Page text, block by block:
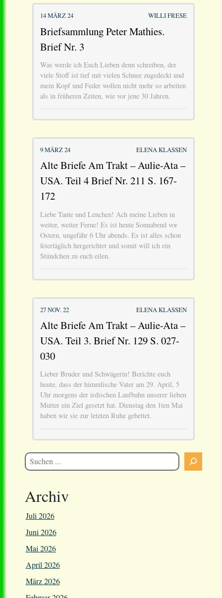
14 MÄRZ 24 WILLI FRESE
Briefsammlung Peter Mathies.
Brief Nr. 3
Was werde ich Euch Lieben denn schreiben, der
viele Stoff ist tief mit vielen Schnee zugedeckt und
mein Kopf und Feder wollen nicht mehr so arbeiten
als in früheren Zeiten, wie vor jene 30 Jahren.
9 MÄRZ 24 ELENA KLASSEN
Alte Briefe Am Trakt – Aulie-Ata –
USA. Teil 4 Brief Nr. 211 S. 167-
172
Liebe Tante und Lenchen! Ach meine Lieben in
weiter, weiter Ferne! Es ist heute Sonnabend vor
Ostern, ungefähr 6 Uhr abends. Es ist alles schon
feiertäglich hergerichtet und somit will ich ein
Stündchen zu euch eilen.
27 NOV. 22 ELENA KLASSEN
Alte Briefe Am Trakt – Aulie-Ata –
USA. Teil 3. Brief Nr. 129 S. 027-
030
Lieber Bruder und Schwägerin! Berichte euch
heute, dass der himmlische Vater am 29. April, 5
Uhr morgens der irdischen Laufbahn unserer lieben
Mutter ein Ziel gesetzt hat. Dienstag den 1ten Mai
haben wir sie zur letzten Ruhe gebettet.
Archiv
Juli 2026
Juni 2026
Mai 2026
April 2026
März 2026